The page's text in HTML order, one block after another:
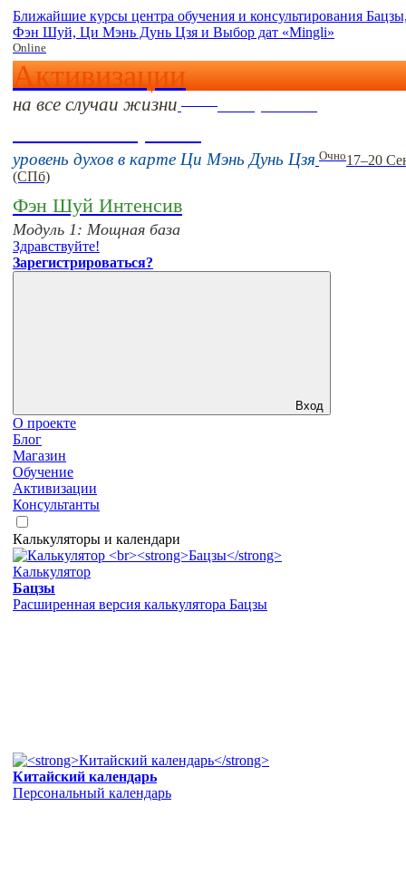
Ближайшие курсы центра обучения и консультирования
Фэн Шуй, Ци Мэнь Дунь Цзя и Выбор дат «Mingli»
Online
Активизации
на все случаи жизни
уровень духов в карте Ци Мэнь Дунь Цзя Очно17–20
(СПб)
Фэн Шуй Интенсив
Модуль 1: Мощная база
Здравствуйте!
Зарегистрироваться?
Вход
О проекте
Блог
Магазин
Обучение
Активизации
Консультанты
Калькуляторы и календари
Калькулятор
Бацзы
Расширенная версия калькулятора Бацзы
Китайский календарь
Персональный календарь